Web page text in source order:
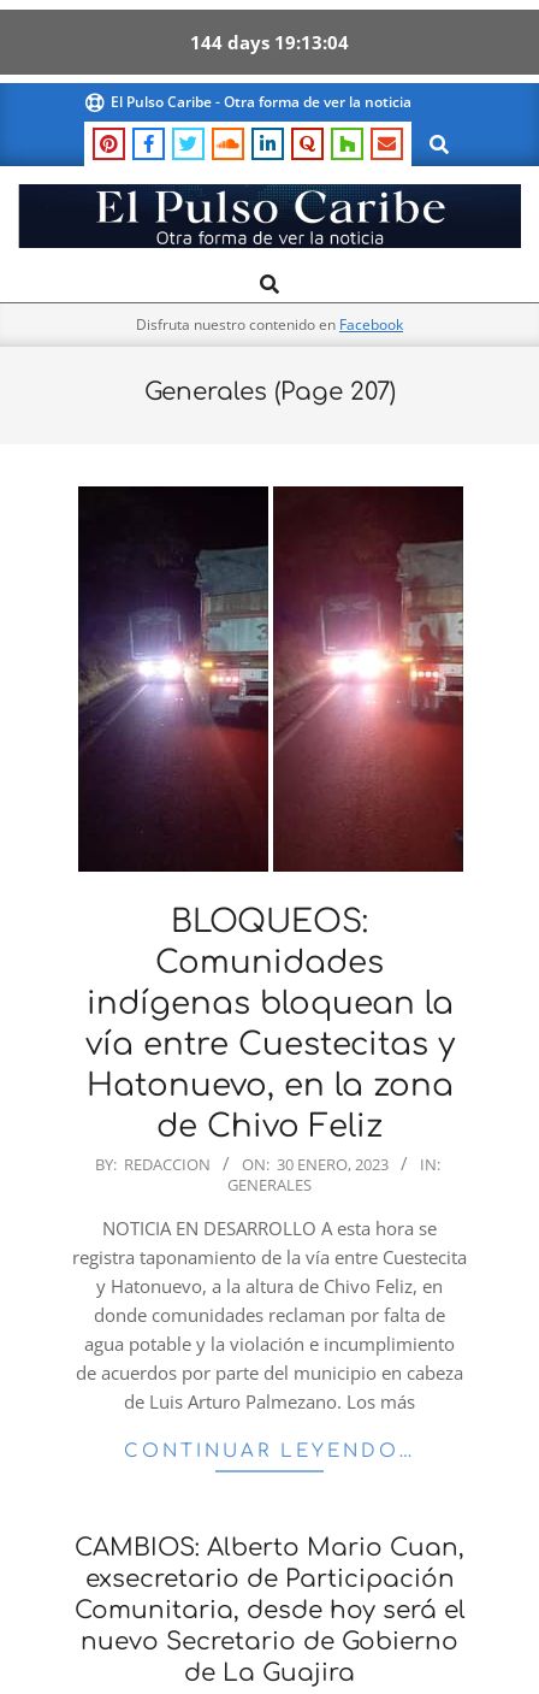
144 days 19 13 03
content
El Pulso Caribe - Otra forma de ver la noticia
Search
El
Pulso
Navigation
Search
Disfruta nuestro contenido en Facebook
Generales (Page 207)
BLOQUEOS:
Comunidades
indígenas bloquean la
vía entre Cuestecitas y
Hatonuevo, en la zona
de Chivo Feliz
2023-
BY: REDACCION ON: 30 ENERO, 2023
IN:
GENERALES
NOTICIA EN DESARROLLO A esta hora se
registra taponamiento de la vía entre Cuestecita
y Hatonuevo, a la altura de Chivo Feliz, en
donde comunidades reclaman por falta de
agua potable y la violación e incumplimiento
de acuerdos por parte del municipio en cabeza
de Luis Arturo Palmezano. Los más
CONTINUAR LEYENDO…
CAMBIOS: Alberto Mario Cuan,
exsecretario de Participación
Comunitaria, desde hoy será el
nuevo Secretario de Gobierno
de La Guajira